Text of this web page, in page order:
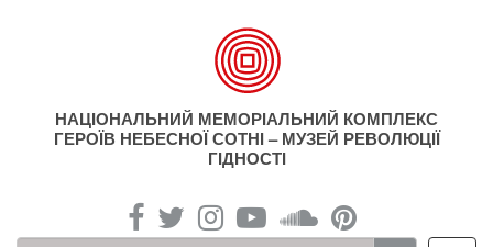
НАЦІОНАЛЬНИЙ МЕМОРІАЛЬНИЙ КОМПЛЕКС
ГЕРОЇВ НЕБЕСНОЇ СОТНІ – МУЗЕЙ РЕВОЛЮЦІЇ
ГІДНОСТІ